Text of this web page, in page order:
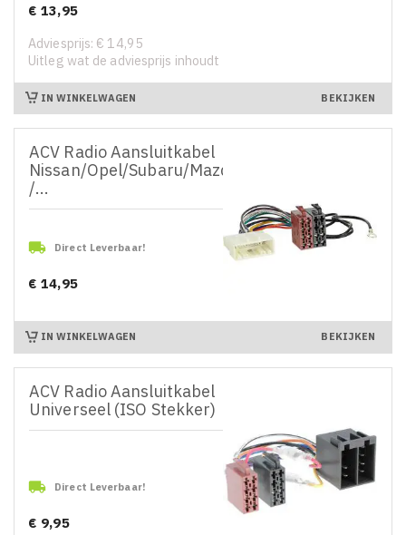
Prijs
€ 13,95
Adviesprijs: € 14,95
Uitleg wat de adviesprijs inhoudt
IN WINKELWAGEN BEKIJKEN
ACV Radio Aansluitkabel
Nissan/Opel/Subaru/Mazda
/...
 Direct Leverbaar!
Prijs
€ 14,95
IN WINKELWAGEN BEKIJKEN
ACV Radio Aansluitkabel
Universeel (ISO Stekker)
 Direct Leverbaar!
Prijs
€ 9,95